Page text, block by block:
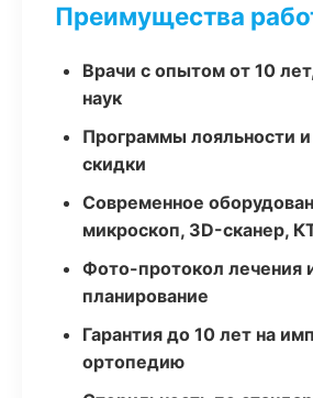
Преимущества
Врачи с опытом от 10
наук
Программы лояльности
скидки
Современное
микроскоп, 3D-сканер,
Фото-протокол лечения
планирование
Гарантия до 10 лет на
ортопедию